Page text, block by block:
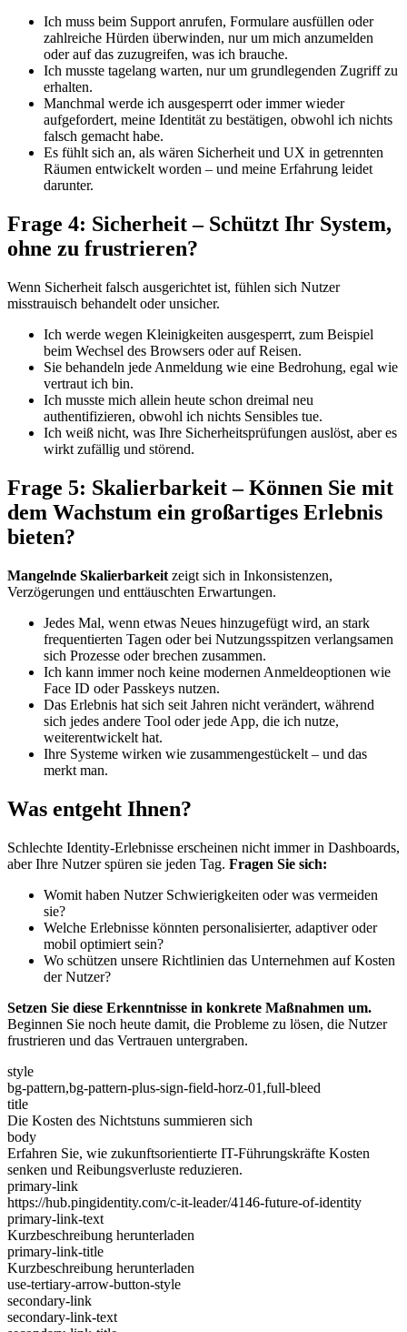
Ich muss beim Support anrufen, Formulare ausfüllen oder
zahlreiche Hürden überwinden, nur um mich anzumelden
oder auf das zuzugreifen, was ich brauche.
Ich musste tagelang warten, nur um grundlegenden Zugriff zu
erhalten.
Manchmal werde ich ausgesperrt oder immer wieder
aufgefordert, meine Identität zu bestätigen, obwohl ich nichts
falsch gemacht habe.
Es fühlt sich an, als wären Sicherheit und UX in getrennten
Räumen entwickelt worden – und meine Erfahrung leidet
darunter.
Frage 4: Sicherheit – Schützt Ihr System,
ohne zu frustrieren?
Wenn Sicherheit falsch ausgerichtet ist, fühlen sich Nutzer
misstrauisch behandelt oder unsicher.
Ich werde wegen Kleinigkeiten ausgesperrt, zum Beispiel
beim Wechsel des Browsers oder auf Reisen.
Sie behandeln jede Anmeldung wie eine Bedrohung, egal wie
vertraut ich bin.
Ich musste mich allein heute schon dreimal neu
authentifizieren, obwohl ich nichts Sensibles tue.
Ich weiß nicht, was Ihre Sicherheitsprüfungen auslöst, aber es
wirkt zufällig und störend.
Frage 5: Skalierbarkeit – Können Sie mit
dem Wachstum ein großartiges Erlebnis
bieten?
Mangelnde Skalierbarkeit zeigt sich in Inkonsistenzen,
Verzögerungen und enttäuschten Erwartungen.
Jedes Mal, wenn etwas Neues hinzugefügt wird, an stark
frequentierten Tagen oder bei Nutzungsspitzen verlangsamen
sich Prozesse oder brechen zusammen.
Ich kann immer noch keine modernen Anmeldeoptionen wie
Face ID oder Passkeys nutzen.
Das Erlebnis hat sich seit Jahren nicht verändert, während
sich jedes andere Tool oder jede App, die ich nutze,
weiterentwickelt hat.
Ihre Systeme wirken wie zusammengestückelt – und das
merkt man.
Was entgeht Ihnen?
Schlechte Identity-Erlebnisse erscheinen nicht immer in Dashboards,
aber Ihre Nutzer spüren sie jeden Tag. Fragen Sie sich:
Womit haben Nutzer Schwierigkeiten oder was vermeiden
sie?
Welche Erlebnisse könnten personalisierter, adaptiver oder
mobil optimiert sein?
Wo schützen unsere Richtlinien das Unternehmen auf Kosten
der Nutzer?
Setzen Sie diese Erkenntnisse in konkrete Maßnahmen um.
Beginnen Sie noch heute damit, die Probleme zu lösen, die Nutzer
frustrieren und das Vertrauen untergraben.
style
bg-pattern,bg-pattern-plus-sign-field-horz-01,full-bleed
title
Die Kosten des Nichtstuns summieren sich
body
Erfahren Sie, wie zukunftsorientierte IT-Führungskräfte Kosten
senken und Reibungsverluste reduzieren.
primary-link
https://hub.pingidentity.com/c-it-leader/4146-future-of-identity
primary-link-text
Kurzbeschreibung herunterladen
primary-link-title
Kurzbeschreibung herunterladen
use-tertiary-arrow-button-style
secondary-link
secondary-link-text